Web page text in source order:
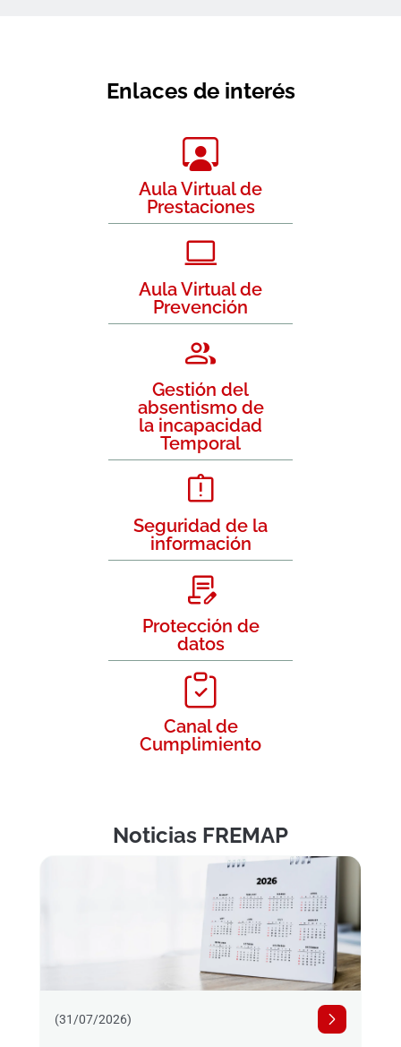
Enlaces de interés
Aula Virtual de
Prestaciones
Aula Virtual de
Prevención
Gestión del
absentismo de
la incapacidad
Temporal
Seguridad de la
información
Protección de
datos
Canal de
Cumplimiento
Noticias FREMAP
(31/07/2026)